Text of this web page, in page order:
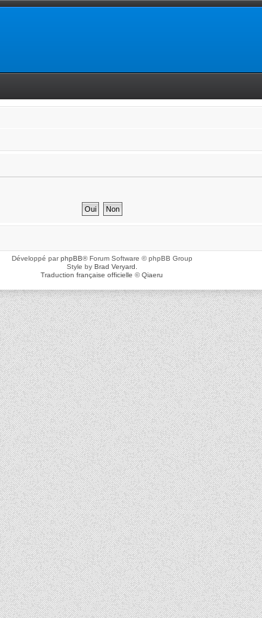
Développé parphpBB® Forum Software © phpBB Group
Style by Brad Veryard
Traduction française officielle ©Qiaeru